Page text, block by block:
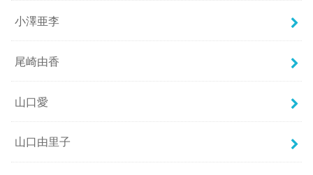
小澤亜李
尾崎由香
山口愛
山口由里子